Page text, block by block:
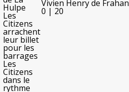
Hulpe
Les
Citizens
arrachent
leur billet
pour les
barrages
Les
Citizens
dans le
rythme
Vivien Henry de Frahan
0 | 20